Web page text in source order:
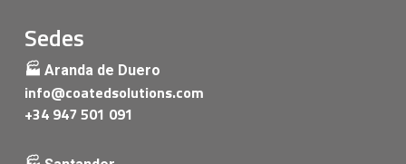
Sedes
🏭 Aranda de Duero
info@coatedsolutions.com
+34 947 501 091